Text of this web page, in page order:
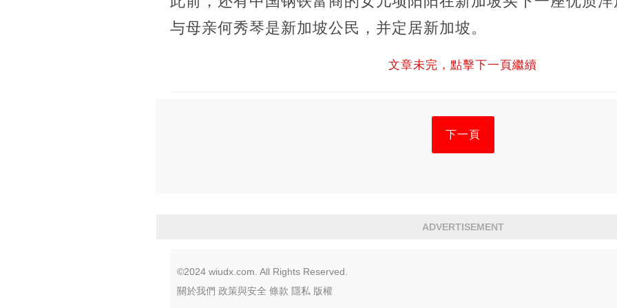
与母亲何秀琴是新加坡公民，并定居新加坡。
文章未完，點擊下一頁繼續
下一頁
ADVERTISEMENT
©2024 wiudx.com. All Rights Reserved.
關於我們 政策與安全 條款 隱私 版權